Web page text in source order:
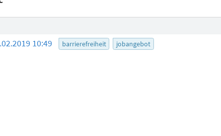
10:49 barrierefreiheit jobangebot